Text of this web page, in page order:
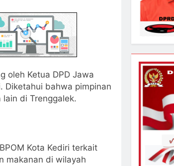
oleh Ketua DPD Jawa
Diketahui bahwa pimpinan
di Trenggalek.
Kota Kediri terkait
makanan di wilayah